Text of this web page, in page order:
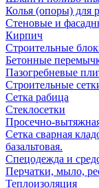
Колья (опоры) для
Стеновые и
Кирпич
Строительные
Бетонные
Пазогребневые
Строительные
Сетка рабица
Стеклосетки
Просечно-
Сетка сварная
базальтовая.
Спецодежда и
Перчатки, мыло,
Теплоизоляция